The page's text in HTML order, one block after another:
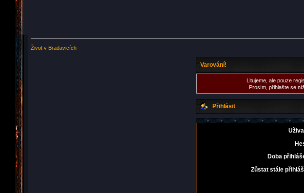
Život v Bradavicích
Varování!
Litujeme, ale pouze
Prosím, přihlašte se
Přihlásit
Doba
Zůstat stále